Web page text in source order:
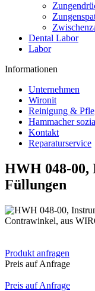
Dental Labor
Labor
Informationen
Unternehmen
Wironit
Reinigung &
Hammacher
Kontakt
Reparaturservice
HWH 048-00,
Füllungen
Contrawinkel, aus
Produkt anfragen
Preis auf Anfrage
Preis auf Anfrage